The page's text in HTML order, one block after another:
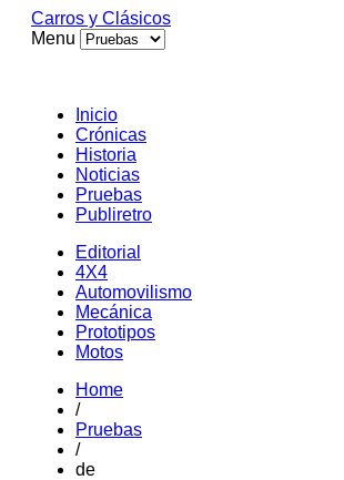
Carros y Clásicos
Menu
Inicio
Crónicas
Historia
Noticias
Pruebas
Publiretro
Editorial
4X4
Automovilismo
Mecánica
Prototipos
Motos
Home
/
Pruebas
/
de